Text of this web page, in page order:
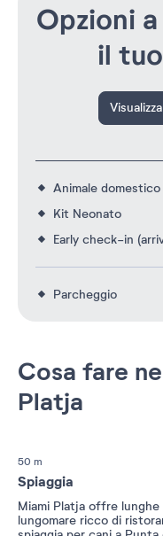
Opzioni
il
Animale domestico
Kit Neonato
Early check-in
Parcheggio
Cosa fare
Platja
50 m
Spiaggia
Miami Platja offre
lungomare ricco di